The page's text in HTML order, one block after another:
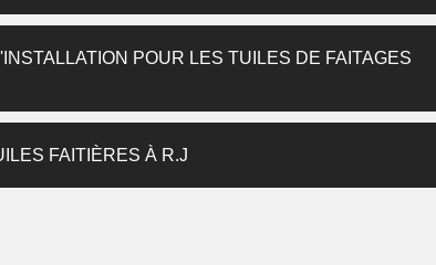
POUR LES TUILES DE FAITAGES
FAITIÈRES À R.J